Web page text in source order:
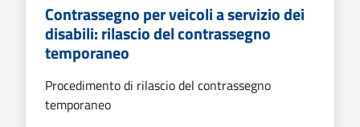
Contrassegno per veicoli a servizio dei
disabili: rilascio del contrassegno
temporaneo
Procedimento di rilascio del contrassegno
temporaneo